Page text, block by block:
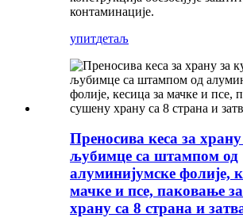
контаминације.
упитдетаљ
Преносива кеса за
љубимце са штампом од
алуминијумске фолије,
мачке и псе, паковање
храну са 8 страна и